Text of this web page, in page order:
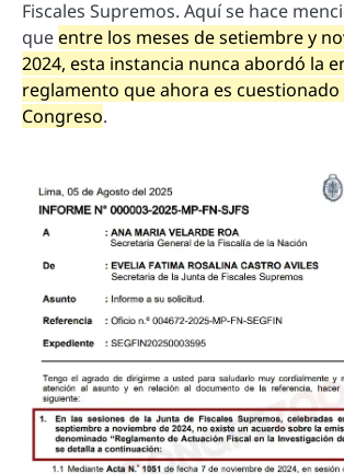
Fiscales Supremos. Aquí se hace
que entre los meses de setiembre y
2024, esta instancia nunca abordó la
reglamento que ahora es cuestionado
Congreso.